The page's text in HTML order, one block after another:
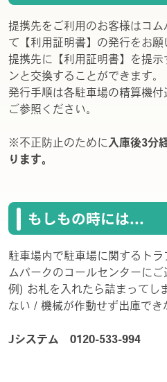
提携先をご利用のお客様はコ
て【利用証明書】の発行をお願
提携先に【利用証明書】を提示
ンと交換することができます。
発行手順は各駐車場の精算機付
ご参照ください。
※不正防止のために入庫後3分
ります。
もしもの時には...
駐車場内で駐車場に関するト
ムパークのコールセンターにご
例) お札を入れたら詰まってし
ない / 機械が作動せず出庫でき
Jシステム 0120-533-994